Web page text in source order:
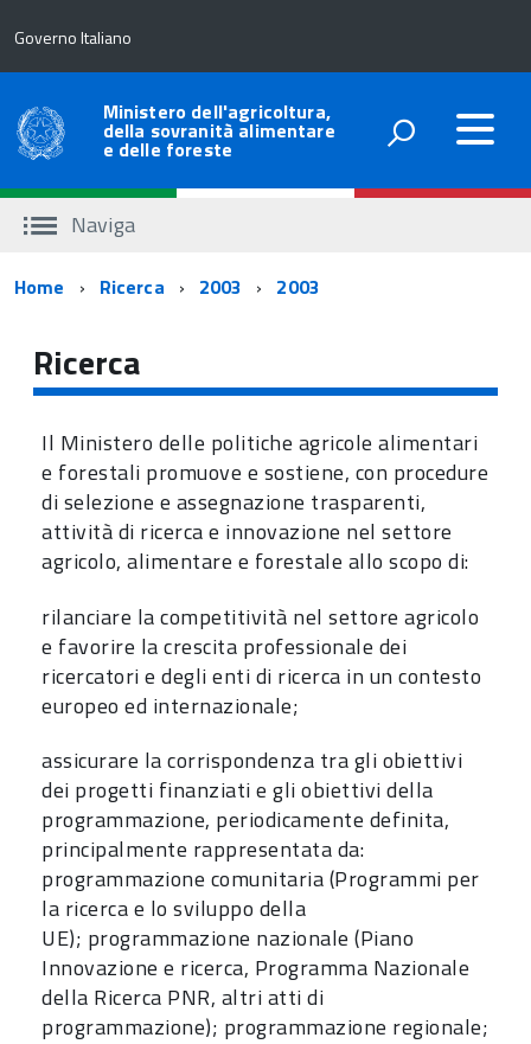
Governo Italiano
Ministero dell'agricoltura,
della sovranità alimentare
e delle foreste
Naviga
Percorso
navigazione
Home Ricerca 2003 2003
Ricerca
Il Ministero delle politiche agricole alimentari
e forestali promuove e sostiene, con procedure
di selezione e assegnazione trasparenti,
attività di ricerca e innovazione nel settore
agricolo, alimentare e forestale allo scopo di:
rilanciare la competitività nel settore agricolo
e favorire la crescita professionale dei
ricercatori e degli enti di ricerca in un contesto
europeo ed internazionale;
assicurare la corrispondenza tra gli obiettivi
dei progetti finanziati e gli obiettivi della
programmazione, periodicamente definita,
principalmente rappresentata da:
programmazione comunitaria (Programmi per
la ricerca e lo sviluppo della
UE); programmazione nazionale (Piano
Innovazione e ricerca, Programma Nazionale
della Ricerca PNR, altri atti di
programmazione); programmazione regionale;